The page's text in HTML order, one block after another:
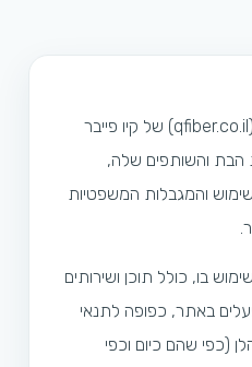
ברוכים הבאים לאתר (qfiber.co.il) של קיו פייבר
וחברות הבת והשותפים שלה,
והמגבלות המשפטיות
בו, כולל תוכן ושירותים
באתר, כפופה לתנאי
(כפי שהם כיום וכפי